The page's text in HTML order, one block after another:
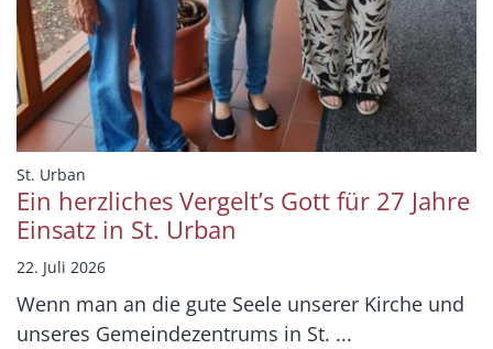
St. Urban
Ein herzliches Vergelt’s Gott für 27 Jahre
Einsatz in St. Urban
22. Juli 2026
Wenn man an die gute Seele unserer Kirche und
unseres Gemeindezentrums in St. ...